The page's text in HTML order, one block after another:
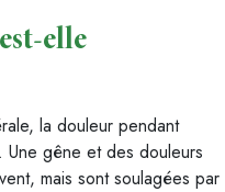
elle
la douleur pendant
Une gêne et des douleurs
mais sont soulagées par